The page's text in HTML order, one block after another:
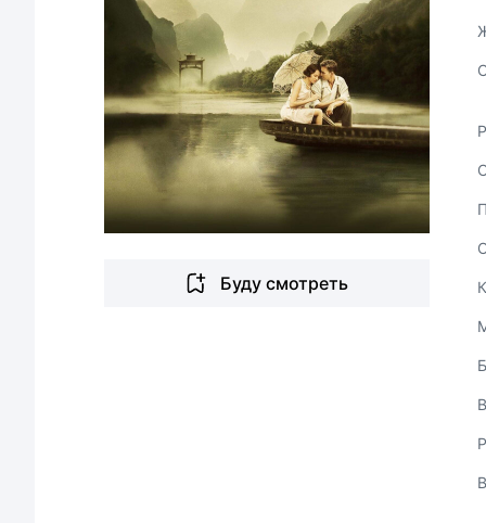
Буду смотреть